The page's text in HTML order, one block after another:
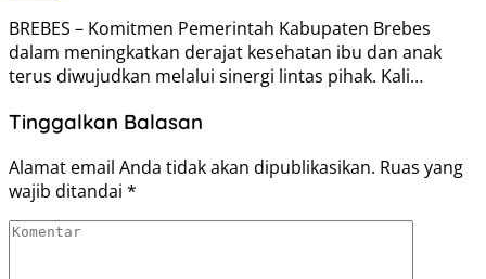
BREBES – Komitmen Pemerintah Kabupaten Brebes
dalam meningkatkan derajat kesehatan ibu dan anak
terus diwujudkan melalui sinergi lintas pihak. Kali…
Tinggalkan Balasan
Alamat email Anda tidak akan dipublikasikan. Ruas yang
wajib ditandai *